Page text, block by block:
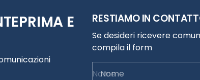
E
RESTIAMO IN
Se desideri ricevere
compila il form
Nome